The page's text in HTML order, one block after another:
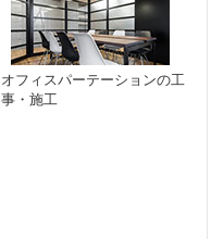
オフィスパーテーションの工
事・施工